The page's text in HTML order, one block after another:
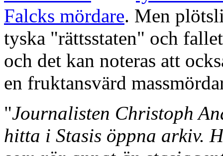
Falcks mördare. Men
tyska "rättsstaten" och
och det kan noteras att
en fruktansvärd
"Journalisten Christoph
hitta i Stasis öppna arkiv.